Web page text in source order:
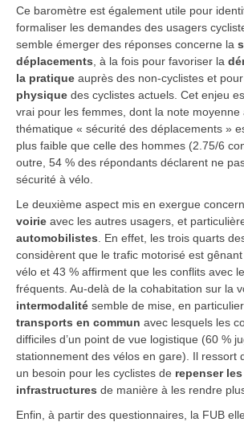
Ce baromètre est également utile pour
formaliser les demandes des usagers
semble émerger des réponses concerne la
déplacements , à la fois pour favoriser la
la pratique auprès des non-cyclistes et pour
physique des cyclistes actuels. Cet enjeu
vrai pour les femmes, dont la note moyenne
thématique « sécurité des déplacements »
plus faible que celle des hommes (2.75/6
outre, 54 % des répondants déclarent ne
sécurité à vélo.
Le deuxième aspect mis en exergue
voirie avec les autres usagers, et
automobilistes . En effet, les trois quarts
considèrent que le trafic motorisé est
vélo et 43 % affirment que les conflits avec
fréquents. Au-delà de la cohabitation sur la
intermodalité semble de mise, en
transports en commun avec lesquels les
difficiles d’un point de vue logistique (60 %
stationnement des vélos en gare). Il ressort
un besoin pour les cyclistes de repenser
infrastructures de manière à les rendre
Enfin, à partir des questionnaires, la FUB